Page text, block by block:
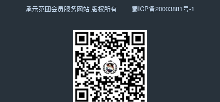
承示范团会员服务网站 版权所有 蜀ICP备20003881号-1